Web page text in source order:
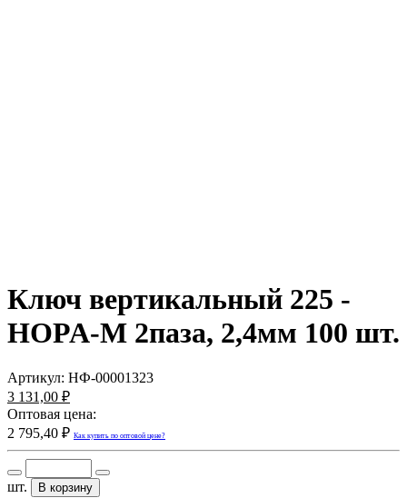
Ключ вертикальный 225 -
HOPA-M 2паза, 2,4мм 100 шт.
Артикул: НФ-00001323
3 131,00 ₽
Оптовая цена:
2 795,40 ₽ Как купить по оптовой цене?
шт. В корзину